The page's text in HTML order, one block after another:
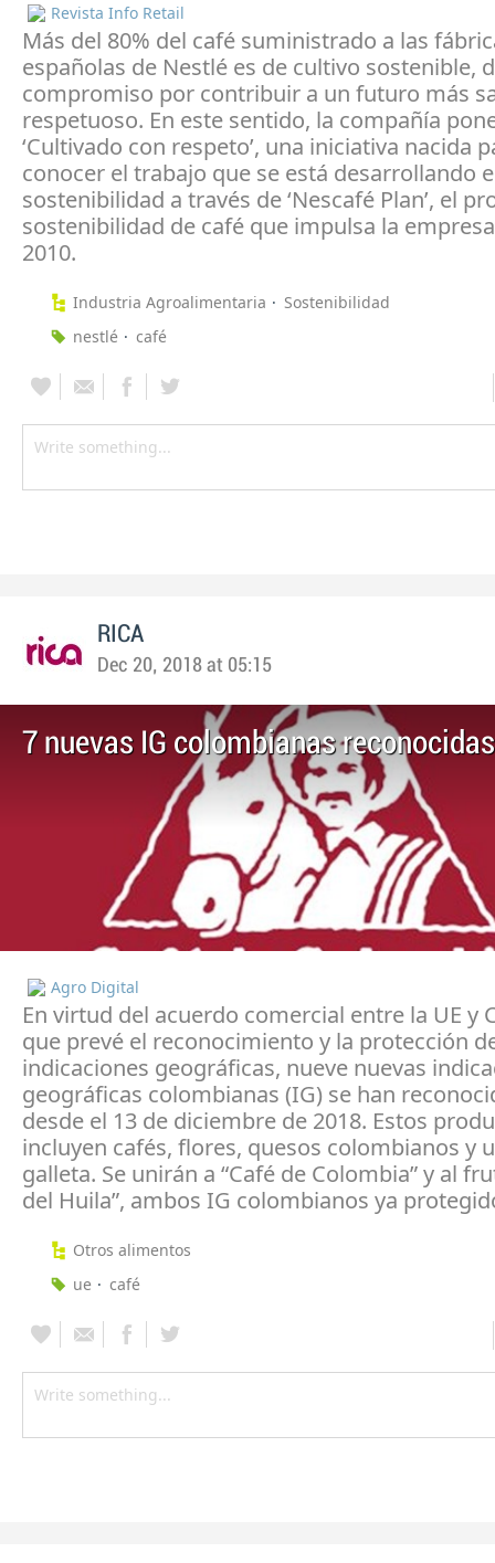
Revista Info Retail
Más del 80% del café suministrado a las
españolas de Nestlé es de cultivo sostenible,
compromiso por contribuir a un futuro más
respetuoso. En este sentido, la compañía
‘Cultivado con respeto’, una iniciativa nacida
conocer el trabajo que se está desarrollando
sostenibilidad a través de ‘Nescafé Plan’, el
sostenibilidad de café que impulsa la
2010.
Industria Agroalimentaria
Sostenibilidad
nestlé
café
RICA
Dec 20, 2018 at 05:15
7 nuevas IG colombianas
Agro Digital
En virtud del acuerdo comercial entre la UE y
que prevé el reconocimiento y la protección
indicaciones geográficas, nueve nuevas
geográficas colombianas (IG) se han
desde el 13 de diciembre de 2018. Estos
incluyen cafés, flores, quesos colombianos y
galleta. Se unirán a “Café de Colombia” y al
del Huila”, ambos IG colombianos ya
Otros alimentos
ue
café